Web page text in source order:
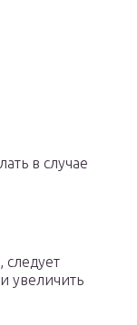
в случае
увеличить